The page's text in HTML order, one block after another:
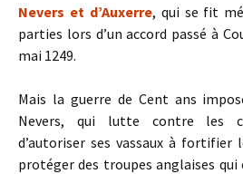
Nevers et d’Auxerre, qui se fit
parties lors d’un accord passé à
mai 1249.
Mais la guerre de Cent ans
Nevers, qui lutte contre les
d’autoriser ses vassaux à fortifier
protéger des troupes anglaises